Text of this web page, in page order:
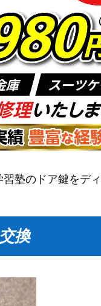
習塾のドア鍵をデ
換